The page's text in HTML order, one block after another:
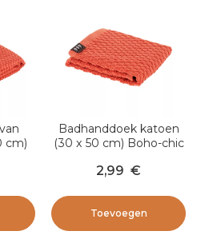
cm)
Badhanddoek katoen
(30 x 50 cm) Boho-chic
2,99 €
Toevoegen